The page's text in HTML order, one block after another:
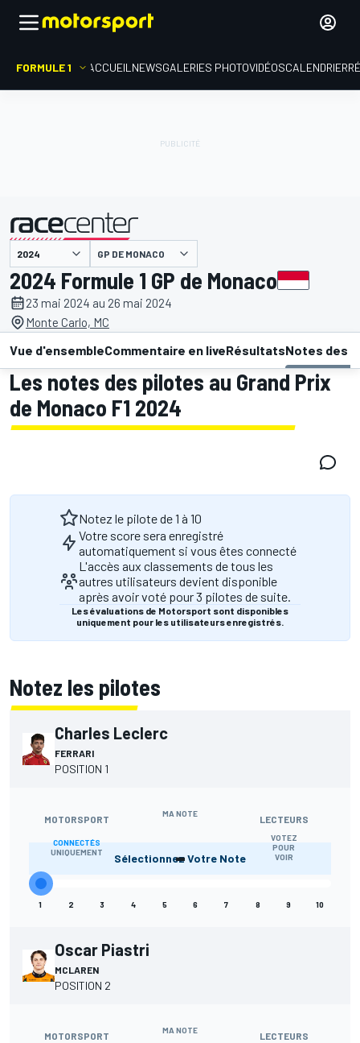
FORMULE 1 ACCUEIL NEWSGALERIES PHOTOVIDÉOSCALENDRIER
présenté par GP DE MONACO
2024 Formule 1 GP de Monaco
23 mai 2024 au 26 mai 2024
Monte Carlo, MC
Vue d'ensembleCommentaire en liveRésultatsNotes des
Les notes des pilotes au Grand Prix
de Monaco F1 2024
Notez le pilote de 1 à 10
Votre score sera enregistré
automatiquement si vous êtes connecté
L'accès aux classements de tous les
autres utilisateurs devient disponible
après avoir voté pour 3 pilotes de suite.
Les évaluations de Motorsport sont disponibles
uniquement pour les utilisateurs enregistrés.
Notez les pilotes
Charles Leclerc
FERRARI
POSITION 1
MOTORSPORT
CONNECTÉS
UNIQUEMENT
MA NOTE
-
LECTEURS
VOTEZ
POUR
VOIR
Sélectionnez Votre Note
1 2 3 4 5 6 7 8 9 10
Oscar Piastri
MCLAREN
POSITION 2
MOTORSPORT MA NOTE LECTEURS